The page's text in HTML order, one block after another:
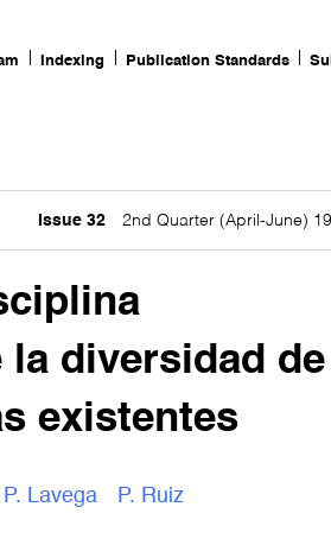
Indexing Publication Standards
Issue 32 2nd Quarter (April-June)
la diversidad de
existentes
P. Lavega P. Ruiz